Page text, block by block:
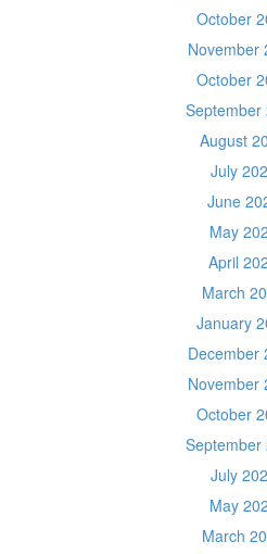
October
November
October
September
August
July
June
May
April
March
January
December
November
October
September
July
May
March